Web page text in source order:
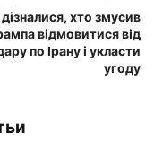
хто змусив
відмовитися від
по Ірану і укласти
угоду